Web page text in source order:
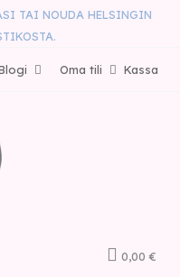
TAI NOUDA HELSINGIN
Kassa
Oma tili
0,00 €